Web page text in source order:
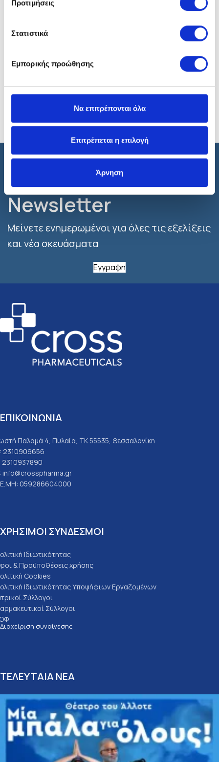
Προτιμήσεις
Στατιστικά
Εμπορικής προώθησης
Να επιτρέπονται όλα
Επιτρέπεται η επιλογή
Άρνηση
Το περιεχόμενο στον παρόντα ιστότοπο δε συνιστά, ούτε δύναται να
Συμβουλευτείτε το γιατρό ή το φαρμακοποιό σας.
Εγγραφτείτε στο
Newsletter
Μείνετε ενημερωμένοι για όλες τις εξελίξεις
και νέα σκευάσματα
Εγγραφη
ΕΠΙΚΟΙΝΩΝΙΑ
Παλαμά 4, Πυλαία, ΤΚ 55535, Θεσσαλονίκη
2310909656
2310937890
info@crosspharma.gr
059286604000
ΧΡΗΣΙΜΟΙ ΣΥΝΔΕΣΜΟΙ
Ιδιωτικότητας
& Προϋποθέσεις χρήσης
Cookies
Ιδιωτικότητας Υποψήφιων Εργαζομένων
Σύλλογοι
Σύλλογοι
Διαχείριση συναίνεσης
ΤΕΛΕΥΤΑΙΑ ΝΕΑ